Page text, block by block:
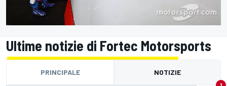
Ultime notizie di Fortec Motorsports
PRINCIPALE NOTIZIE